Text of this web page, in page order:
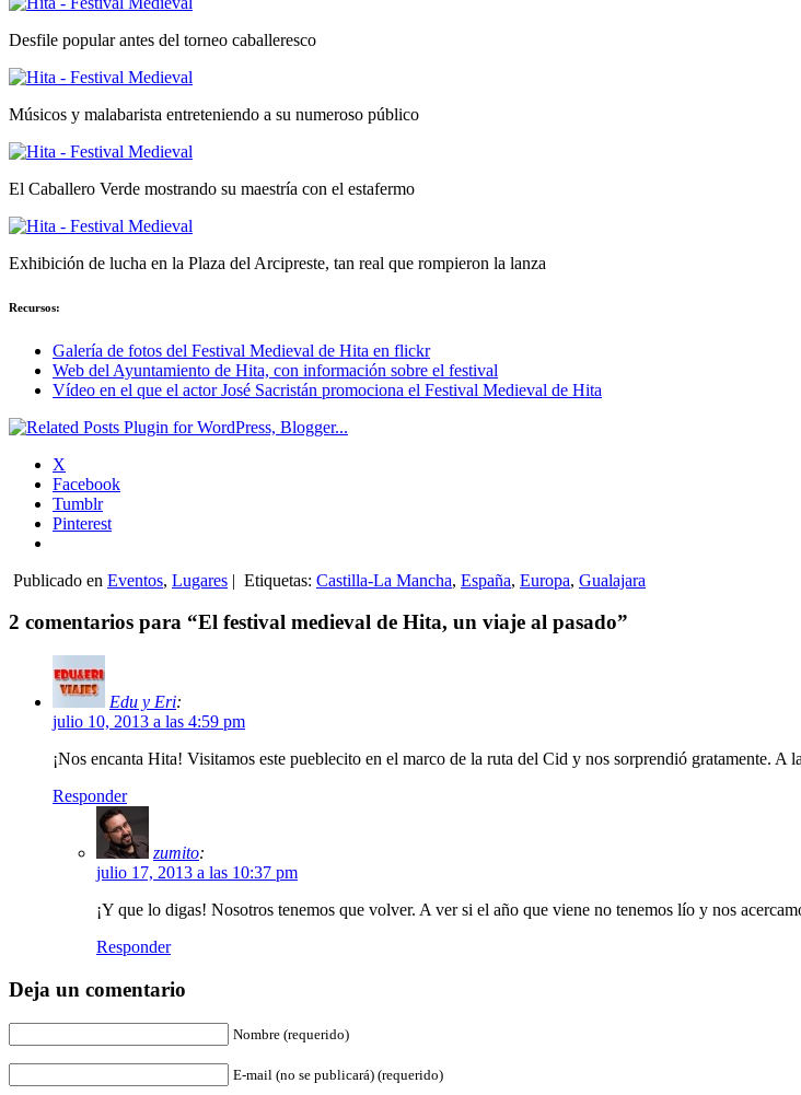
Desfile popular antes del torneo caballeresco
Músicos y malabarista entreteniendo a su numeroso público
El Caballero Verde mostrando su maestría con el estafermo
Exhibición de lucha en la Plaza del Arcipreste, tan real que rompieron la lanza
Recursos:
Galería de fotos del Festival Medieval de Hita en flickr
Web del Ayuntamiento de Hita, con información sobre el festival
Vídeo en el que el actor José Sacristán promociona el Festival Medieval de Hita
X
Facebook
Tumblr
Pinterest
Publicado en Eventos, Lugares | Etiquetas: Castilla-La Mancha, España, Europa, Gualajara
2 comentarios para “El festival medieval de Hita, un viaje al pasado”
Edu y Eri:
julio 10, 2013 a las 4:59 pm
¡Nos encanta Hita! Visitamos este pueblecito en el marco de la ruta del Cid y nos sorprendió gratamente.
Responder
zumito:
julio 17, 2013 a las 10:37 pm
¡Y que lo digas! Nosotros tenemos que volver. A ver si el año que viene no tenemos lío y nos
Responder
Deja un comentario
Nombre (requerido)
E-mail (no se publicará) (requerido)